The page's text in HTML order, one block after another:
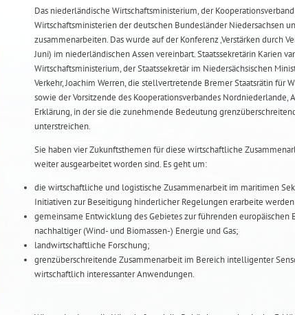
Das niederländische Wirtschaftsministerium, der
Wirtschaftsministerien der deutschen Bundesländer Niedersachsen
zusammenarbeiten. Das wurde auf der Konferenz ‚Verstärken durch
Juni) im niederländischen Assen vereinbart. Staatssekretärin Karien
Wirtschaftsministerium, der Staatssekretär im Niedersächsischen
Verkehr, Joachim Werren, die stellvertretende Bremer Staatsrätin für
sowie der Vorsitzende des Kooperationsverbandes Nordniederlande,
Erklärung, in der sie die zunehmende Bedeutung
unterstreichen.
Sie haben vier Zukunftsthemen für diese wirtschaftliche
weiter ausgearbeitet worden sind. Es geht um:
die wirtschaftliche und logistische Zusammenarbeit im maritimen
Initiativen zur Beseitigung hinderlicher Regelungen erarbeite
gemeinsame Entwicklung des Gebietes zur führenden europäischen
nachhaltiger (Wind- und Biomassen-) Energie und Gas;
landwirtschaftliche Forschung;
grenzüberschreitende Zusammenarbeit im Bereich intelligenter
wirtschaftlich interessanter Anwendungen.